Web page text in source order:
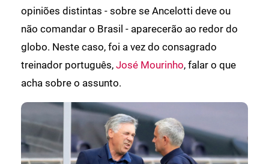
opiniões distintas - sobre se Ancelotti deve ou
não comandar o Brasil - aparecerão ao redor do
globo. Neste caso, foi a vez do consagrado
treinador português, José Mourinho, falar o que
acha sobre o assunto.